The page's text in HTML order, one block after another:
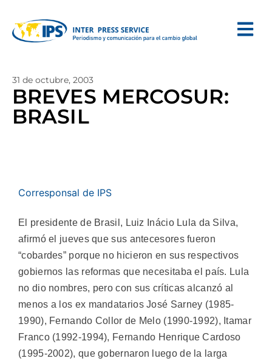
31 de octubre, 2003
BREVES MERCOSUR:
BRASIL
Corresponsal de IPS
El presidente de Brasil, Luiz Inácio Lula da Silva,
afirmó el jueves que sus antecesores fueron
“cobardes” porque no hicieron en sus respectivos
gobiernos las reformas que necesitaba el país. Lula
no dio nombres, pero con sus críticas alcanzó al
menos a los ex mandatarios José Sarney (1985-
1990), Fernando Collor de Melo (1990-1992), Itamar
Franco (1992-1994), Fernando Henrique Cardoso
(1995-2002), que gobernaron luego de la larga